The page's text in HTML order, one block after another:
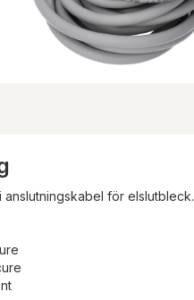
anslutningskabel för elslutbleck.